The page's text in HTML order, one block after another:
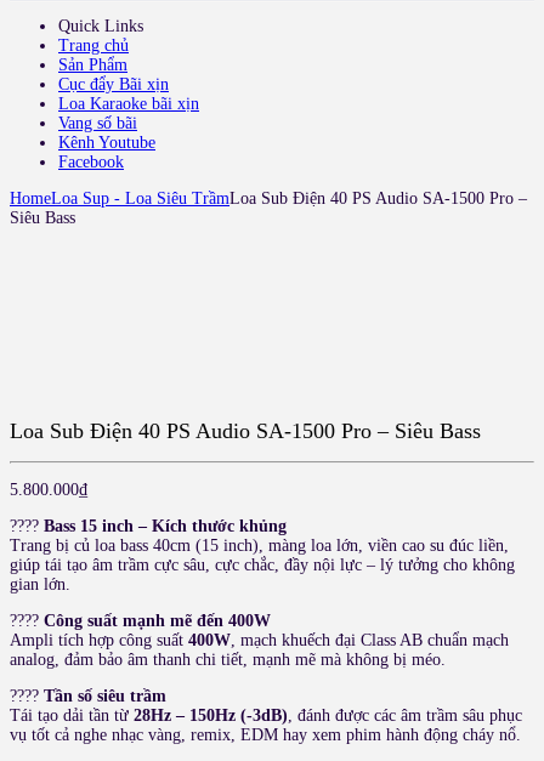
Quick Links
Trang chủ
Sản Phẩm
Cục đẩy Bãi xịn
Loa Karaoke bãi xịn
Vang số bãi
Kênh Youtube
Facebook
HomeLoa Sup - Loa Siêu TrầmLoa Sub Điện 40 PS Audio SA-1500 Pro –
Siêu Bass
Loa Sub Điện 40 PS Audio SA-1500 Pro – Siêu Bass
5.800.000₫
???? Bass 15 inch – Kích thước khủng
Trang bị củ loa bass 40cm (15 inch), màng loa lớn, viền cao su đúc liền,
giúp tái tạo âm trầm cực sâu, cực chắc, đầy nội lực – lý tưởng cho không
gian lớn.
???? Công suất mạnh mẽ đến 400W
Ampli tích hợp công suất 400W, mạch khuếch đại Class AB chuẩn mạch
analog, đảm bảo âm thanh chi tiết, mạnh mẽ mà không bị méo.
???? Tần số siêu trầm
Tái tạo dải tần từ 28Hz – 150Hz (-3dB), đánh được các âm trầm sâu phục
vụ tốt cả nghe nhạc vàng, remix, EDM hay xem phim hành động cháy nổ.